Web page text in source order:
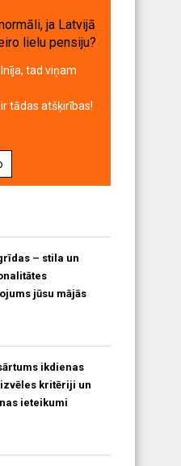
ja Latvijā
lielu pensiju?
tad viņam
tādas atšķirības!
– stila un
jūsu mājās
ikdienas
kritēriji un
ieteikumi